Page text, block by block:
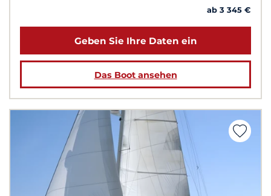
ab 3 345 €
Geben Sie Ihre Daten ein
Das Boot ansehen